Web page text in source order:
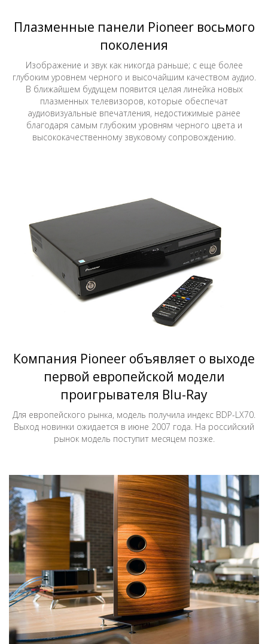
Плазменные панели Pioneer восьмого
поколения
Изображение и звук как никогда раньше; с еще более
глубоким уровнем черного и высочайшим качеством аудио.
В ближайшем будущем появится целая линейка новых
плазменных телевизоров, которые обеспечат
аудиовизуальные впечатления, недостижимые ранее
благодаря самым глубоким уровням черного цвета и
высококачественному звуковому сопровождению.
Компания Pioneer объявляет о выходе
первой европейской модели
проигрывателя Blu-Ray
Для европейского рынка, модель получила индекс BDP-LX70.
Выход новинки ожидается в июне 2007 года. На российский
рынок модель поступит месяцем позже.